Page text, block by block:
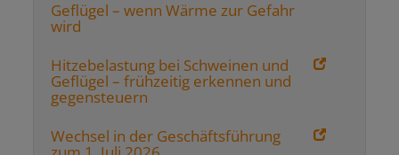
Geflügel – wenn Wärme zur Gefahr
wird
Hitzebelastung bei Schweinen und
Geflügel – frühzeitig erkennen und
gegensteuern
Wechsel in der Geschäftsführung